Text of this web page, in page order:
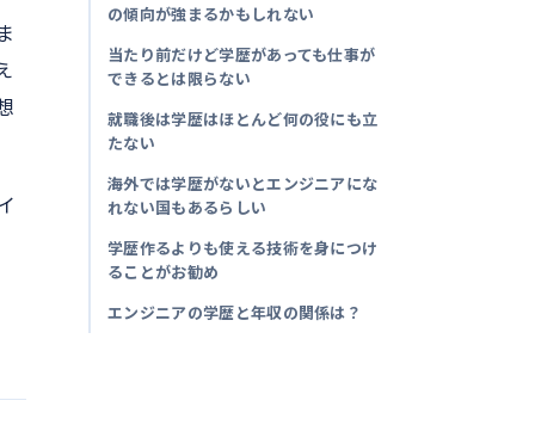
の傾向が強まるかもしれない
当たり前だけど学歴があっても仕事が
できるとは限らない
就職後は学歴はほとんど何の役にも立
たない
海外では学歴がないとエンジニアにな
れない国もあるらしい
学歴作るよりも使える技術を身につけ
ることがお勧め
エンジニアの学歴と年収の関係は？